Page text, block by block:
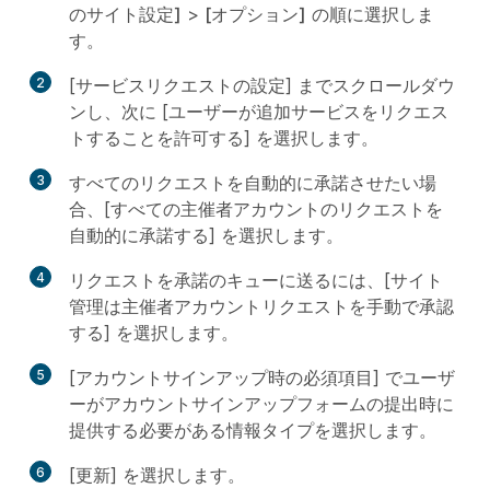
のサイト設定] > [オプション] の順に選択しま
す。
2 [サービスリクエストの設定] までスクロールダウ
ンし、次に [ユーザーが追加サービスをリクエス
トすることを許可する] を選択します。
3
すべてのリクエストを自動的に承諾させたい場
合、[すべての主催者アカウントのリクエストを
自動的に承諾する] を選択します。
4 リクエストを承諾のキューに送るには、[サイト
管理は主催者アカウントリクエストを手動で承認
する] を選択します。
5 [アカウントサインアップ時の必須項目] でユーザ
ーがアカウントサインアップフォームの提出時に
提供する必要がある情報タイプを選択します。
6 [更新] を選択します。